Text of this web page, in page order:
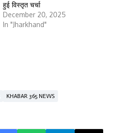
हुई विस्तृत चर्चा
December 20, 2025
In "Jharkhand"
KHABAR 365 NEWS